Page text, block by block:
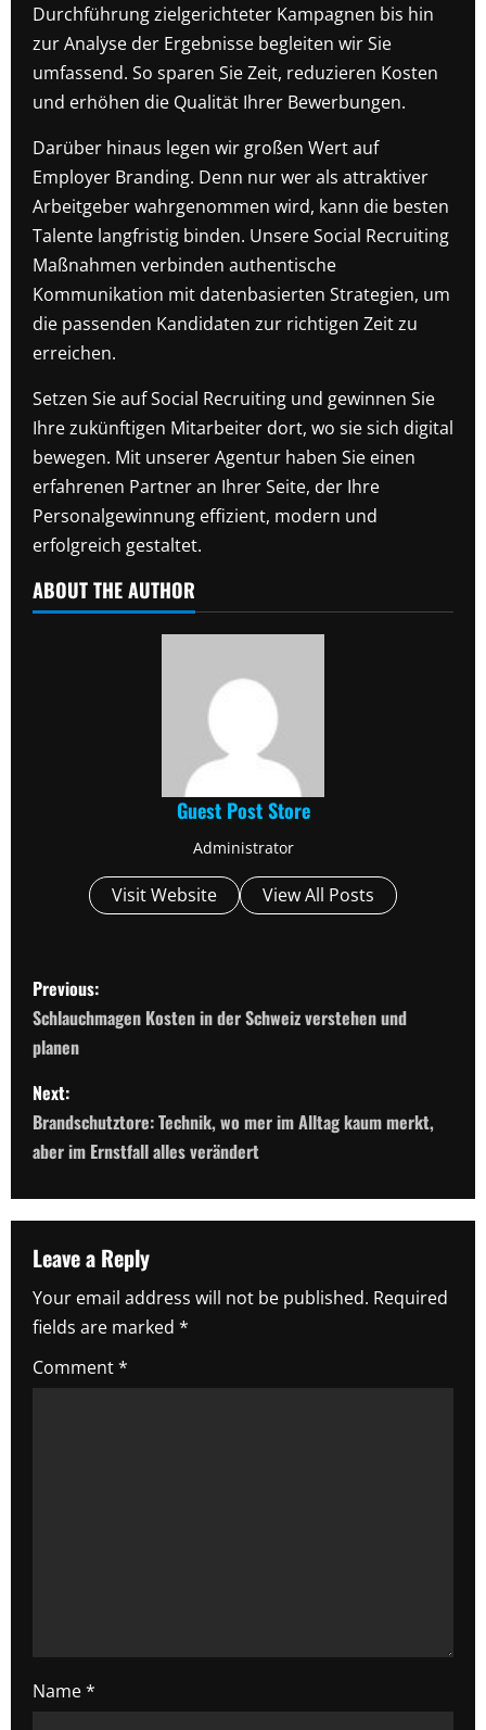
Durchführung zielgerichteter Kampagnen bis hin
zur Analyse der Ergebnisse begleiten wir Sie
umfassend. So sparen Sie Zeit, reduzieren Kosten
und erhöhen die Qualität Ihrer Bewerbungen.
Darüber hinaus legen wir großen Wert auf
Employer Branding. Denn nur wer als attraktiver
Arbeitgeber wahrgenommen wird, kann die besten
Talente langfristig binden. Unsere Social Recruiting
Maßnahmen verbinden authentische
Kommunikation mit datenbasierten Strategien, um
die passenden Kandidaten zur richtigen Zeit zu
erreichen.
Setzen Sie auf Social Recruiting und gewinnen Sie
Ihre zukünftigen Mitarbeiter dort, wo sie sich digital
bewegen. Mit unserer Agentur haben Sie einen
erfahrenen Partner an Ihrer Seite, der Ihre
Personalgewinnung effizient, modern und
erfolgreich gestaltet.
ABOUT THE AUTHOR
Guest Post Store
Administrator
Visit Website View All Posts
P
o
s
t
n
a
v
i
g
a
Previous:
Schlauchmagen Kosten in der Schweiz verstehen und
planen
Next:
Brandschutztore: Technik, wo mer im Alltag kaum merkt,
aber im Ernstfall alles verändert
Leave a Reply
Your email address will not be published. Required
fields are marked *
Comment*
Name*